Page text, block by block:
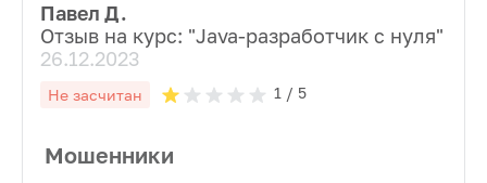
Павел Д.
Отзыв на курс: "Java-разработчик с нуля"
26.12.2023
Не засчитан 1 / 5
Мошенники